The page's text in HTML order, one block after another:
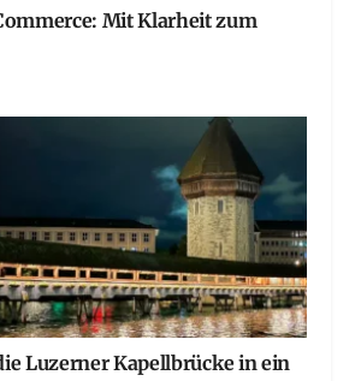
Mit Klarheit zum
Luzerner Kapellbrücke in ein